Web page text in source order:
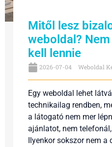
Mitől lesz
weboldal?
kell lennie
2026-07-04 Weboldal
Egy weboldal lehet
technikailag rendben,
a látogató nem mer
ajánlatot, nem
Ilyenkor sokszor nem